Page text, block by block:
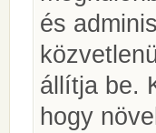
és
állítja be.
hogy